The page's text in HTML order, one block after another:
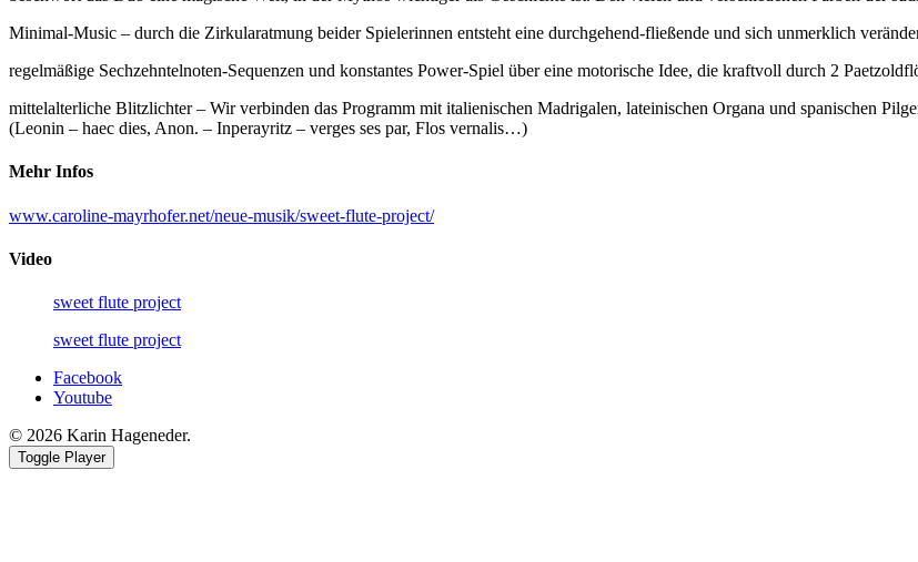
Minimal-Music – durch die Zirkularatmung beider Spielerinnen entsteht eine durchgehend-fließende und sich unmerklich
regelmäßige Sechzehntelnoten-Sequenzen und konstantes Power-Spiel über eine motorische Idee, die kraftvoll durch 2
mittelalterliche Blitzlichter – Wir verbinden das Programm mit italienischen Madrigalen, lateinischen Organa und spanischen
(Leonin – haec dies, Anon. – Inperayritz – verges ses par, Flos vernalis…)
Mehr Infos
www.caroline-mayrhofer.net/neue-musik/sweet-flute-project/
Video
sweet flute project
sweet flute project
Facebook
Youtube
© 2026 Karin Hageneder.
Toggle Player